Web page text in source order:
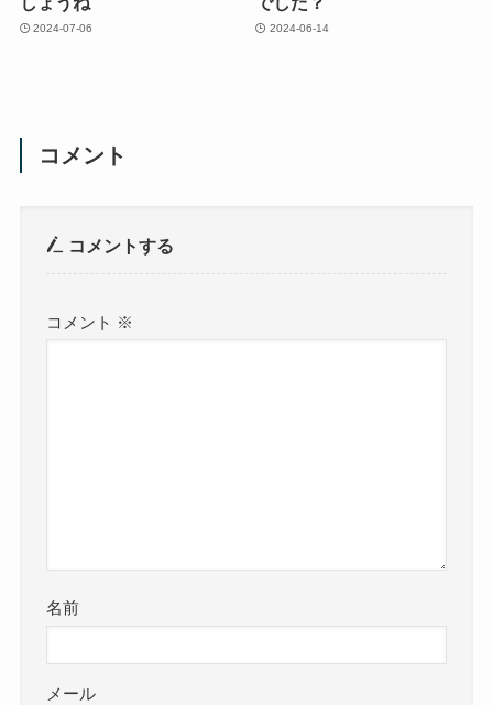
2024-07-06 2024-06-14
コメント
コメントする
コメント ※
名前
メール